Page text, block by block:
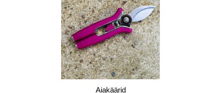
Aiakäärid